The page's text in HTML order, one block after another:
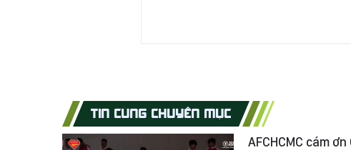
TIN CÙNG CHUYÊN MỤC
AFCHCMC cám